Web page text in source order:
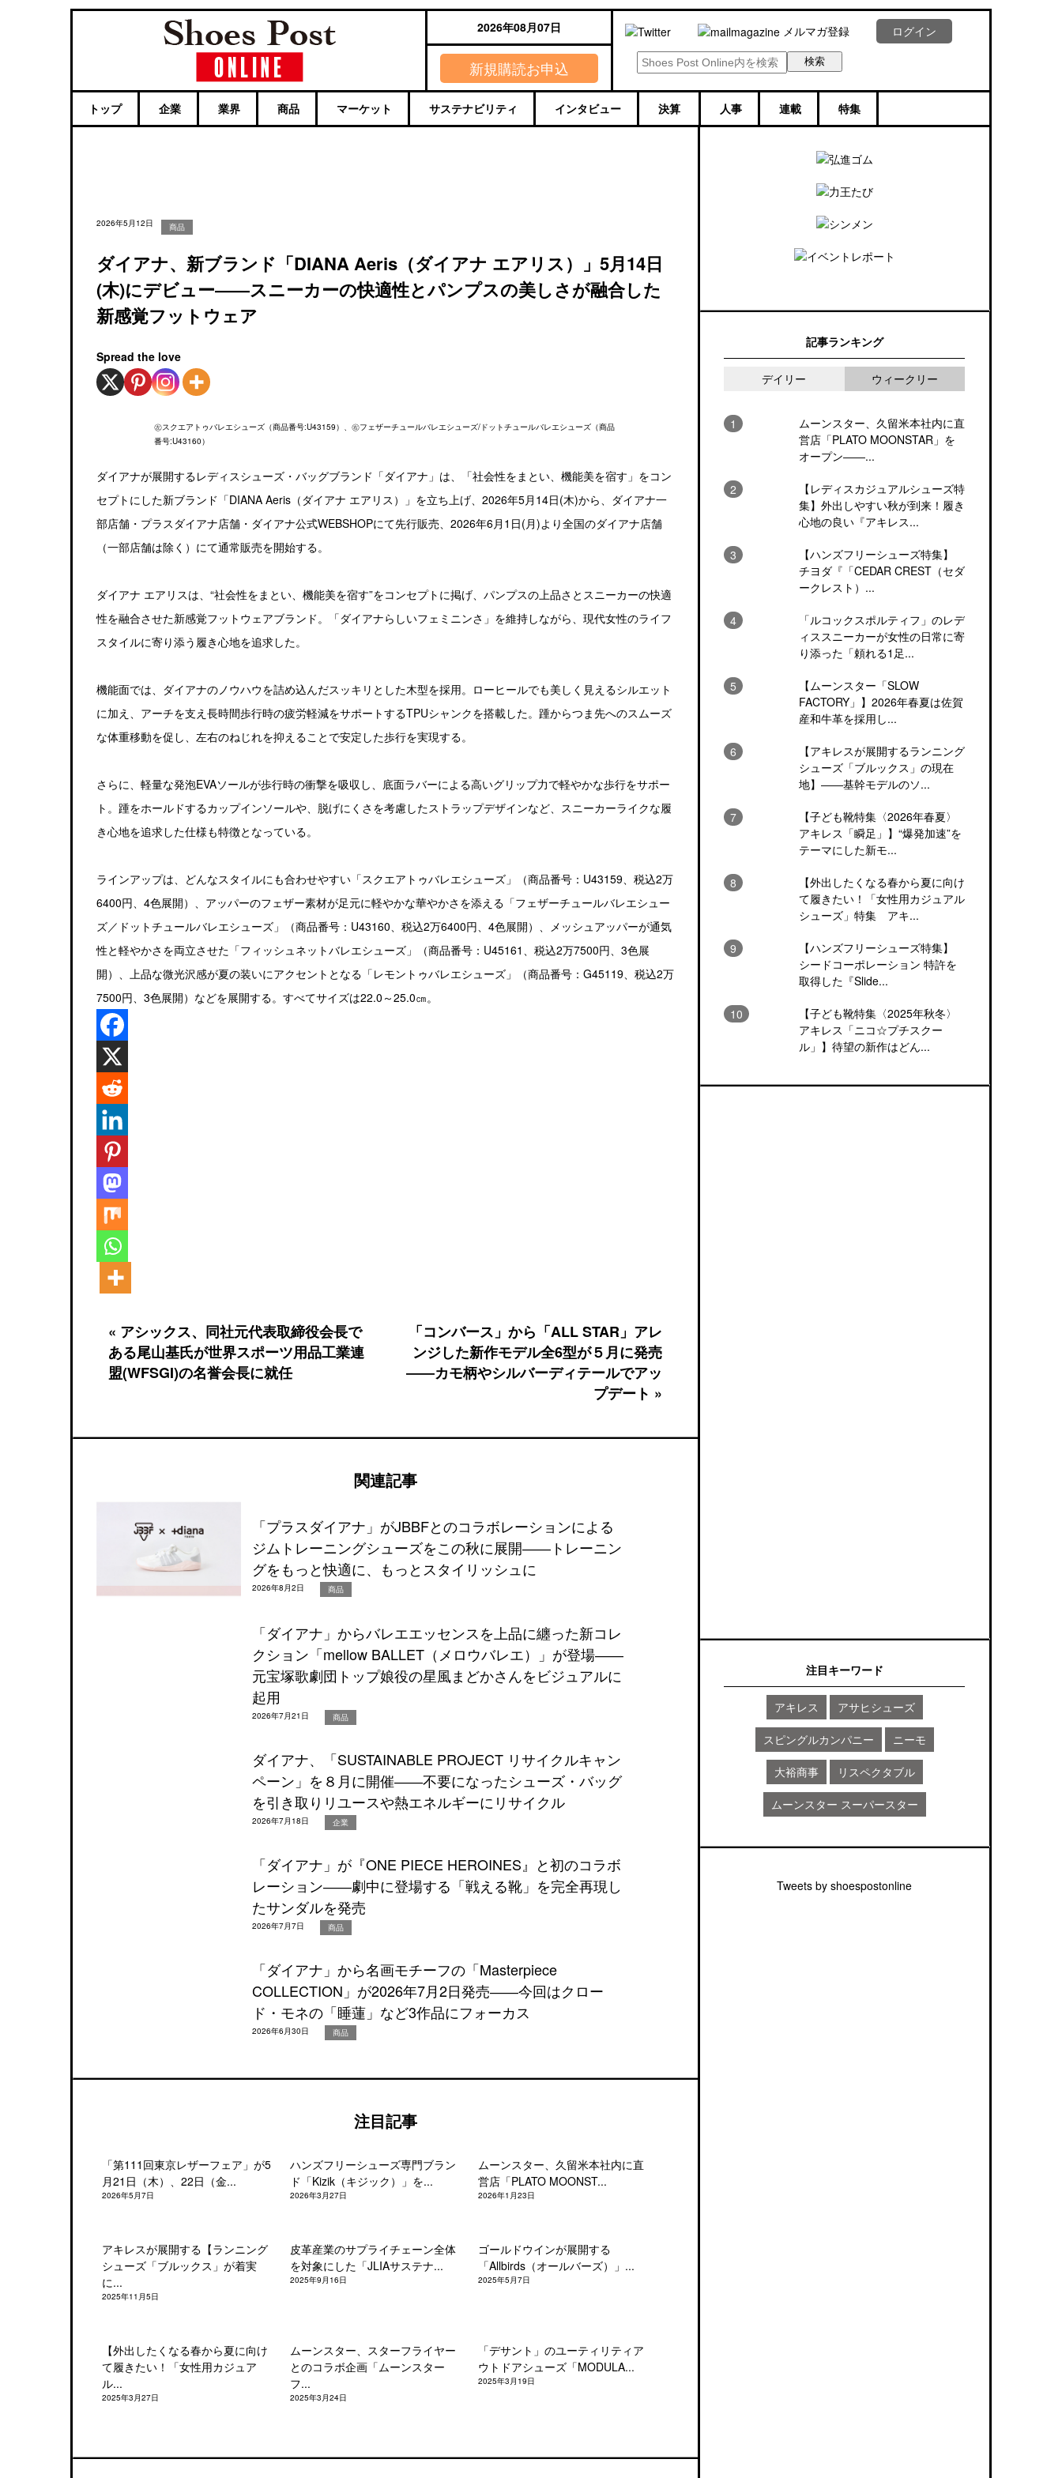
2026年08月07日
新規購読お申込
メルマガ登録 ログイン
トップ 企業 業界 商品 マーケット サステナビリティ インタビュー 決算 人事 連載 特集
2026年5月12日 商品
ダイアナ、新ブランド「DIANA Aeris（ダイアナ エアリス）」5月14日
(木)にデビュー――スニーカーの快適性とパンプスの美しさが融合した
新感覚フットウェア
Spread the love
㊧スクエアトゥバレエシューズ（商品番号:U43159）、㊨フェザーチュールバレエシューズ/ドットチュールバレエシューズ（商品
番号:U43160）
ダイアナが展開するレディスシューズ・バッグブランド「ダイアナ」は、「社会性をまとい、機能美を宿す」をコン
セプトにした新ブランド「DIANA Aeris（ダイアナ エアリス）」を立ち上げ、2026年5月14日(木)から、ダイアナ一
部店舗・プラスダイアナ店舗・ダイアナ公式WEBSHOPにて先行販売、2026年6月1日(月)より全国のダイアナ店舗
（一部店舗は除く）にて通常販売を開始する。
ダイアナ エアリスは、“社会性をまとい、機能美を宿す”をコンセプトに掲げ、パンプスの上品さとスニーカーの快適
性を融合させた新感覚フットウェアブランド。「ダイアナらしいフェミニンさ」を維持しながら、現代女性のライフ
スタイルに寄り添う履き心地を追求した。
機能面では、ダイアナのノウハウを詰め込んだスッキリとした木型を採用。ローヒールでも美しく見えるシルエット
に加え、アーチを支え長時間歩行時の疲労軽減をサポートするTPUシャンクを搭載した。踵からつま先へのスムーズ
な体重移動を促し、左右のねじれを抑えることで安定した歩行を実現する。
さらに、軽量な発泡EVAソールが歩行時の衝撃を吸収し、底面ラバーによる高いグリップ力で軽やかな歩行をサポー
ト。踵をホールドするカップインソールや、脱げにくさを考慮したストラップデザインなど、スニーカーライクな履
き心地を追求した仕様も特徴となっている。
ラインアップは、どんなスタイルにも合わせやすい「スクエアトゥバレエシューズ」（商品番号：U43159、税込2万
6400円、4色展開）、アッパーのフェザー素材が足元に軽やかな華やかさを添える「フェザーチュールバレエシュー
ズ／ドットチュールバレエシューズ」（商品番号：U43160、税込2万6400円、4色展開）、メッシュアッパーが通気
性と軽やかさを両立させた「フィッシュネットバレエシューズ」（商品番号：U45161、税込2万7500円、3色展
開）、上品な微光沢感が夏の装いにアクセントとなる「レモントゥバレエシューズ」（商品番号：G45119、税込2万
7500円、3色展開）などを展開する。すべてサイズは22.0～25.0㎝。
« アシックス、同社元代表取締役会長で
ある尾山基氏が世界スポーツ用品工業連
盟(WFSGI)の名誉会長に就任
「コンバース」から「ALL STAR」アレ
ンジした新作モデル全6型が５月に発売
――カモ柄やシルバーディテールでアッ
プデート »
関連記事
「プラスダイアナ」がJBBFとのコラボレーションによる
ジムトレーニングシューズをこの秋に展開――トレーニン
グをもっと快適に、もっとスタイリッシュに
2026年8月2日 商品
「ダイアナ」からバレエエッセンスを上品に纏った新コレ
クション「mellow BALLET（メロウバレエ）」が登場――
元宝塚歌劇団トップ娘役の星風まどかさんをビジュアルに
起用
2026年7月21日 商品
ダイアナ、「SUSTAINABLE PROJECT リサイクルキャン
ペーン」を８月に開催――不要になったシューズ・バッグ
を引き取りリユースや熱エネルギーにリサイクル
2026年7月18日 企業
「ダイアナ」が『ONE PIECE HEROINES』と初のコラボ
レーション――劇中に登場する「戦える靴」を完全再現し
たサンダルを発売
2026年7月7日 商品
「ダイアナ」から名画モチーフの「Masterpiece
COLLECTION」が2026年7月2日発売――今回はクロー
ド・モネの「睡蓮」など3作品にフォーカス
2026年6月30日 商品
注目記事
「第111回東京レザーフェア」が5
月21日（木）、22日（金...
2026年5月7日
ハンズフリーシューズ専門ブラン
ド「Kizik（キジック）」を...
2026年3月27日
ムーンスター、久留米本社内に直
営店「PLATO MOONST...
2026年1月23日
アキレスが展開する【ランニング
シューズ「ブルックス」が着実
に...
2025年11月5日
皮革産業のサプライチェーン全体
を対象にした「JLIAサステナ...
2025年9月16日
ゴールドウインが展開する
「Allbirds（オールバーズ）」...
2025年5月7日
【外出したくなる春から夏に向け
て履きたい！「女性用カジュア
ル...
2025年3月27日
ムーンスター、スターフライヤー
とのコラボ企画「ムーンスター
フ...
2025年3月24日
「デサント」のユーティリティア
ウトドアシューズ「MODULA...
2025年3月19日
記事ランキング
デイリー ウィークリー
ムーンスター、久留米本社内に直
営店「PLATO MOONSTAR」を
オープン――...
【レディスカジュアルシューズ特
集】外出しやすい秋が到来！履き
心地の良い『アキレス...
【ハンズフリーシューズ特集】
チヨダ『「CEDAR CREST（セダ
ークレスト）...
「ルコックスポルティフ」のレデ
ィススニーカーが女性の日常に寄
り添った「頼れる1足...
【ムーンスター「SLOW
FACTORY」】2026年春夏は佐賀
産和牛革を採用し...
【アキレスが展開するランニング
シューズ「ブルックス」の現在
地】――基幹モデルのソ...
【子ども靴特集〈2026年春夏〉
アキレス「瞬足」】“爆発加速”を
テーマにした新モ...
【外出したくなる春から夏に向け
て履きたい！「女性用カジュアル
シューズ」特集 アキ...
【ハンズフリーシューズ特集】
シードコーポレーション 特許を
取得した『Slide...
【子ども靴特集〈2025年秋冬〉
アキレス「ニコ☆プチスクー
ル」】待望の新作はどん...
注目キーワード
アキレス アサヒシューズ
スピングルカンパニー ニーモ
大裕商事 リスペクタブル
ムーンスター スーパースター
Tweets by shoespostonline